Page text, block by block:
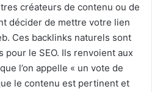
créateurs de contenu ou de
décider de mettre votre lien
Ces backlinks naturels sont
le SEO. Ils renvoient aux
l’on appelle « un vote de
le contenu est pertinent et